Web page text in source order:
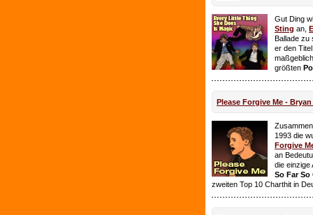
Gut Ding
Sting an,
Ballade zu
er den
größten
Please Forgive Me -
1993 die
Forgive
an
die einzige
So Far So
zweiten Top 10 Charthit in